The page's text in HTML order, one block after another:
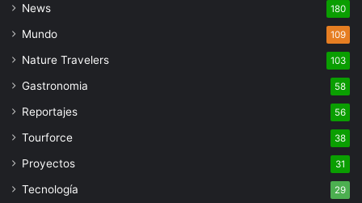
News 180
Mundo 109
Nature Travelers 103
Gastronomia 58
Reportajes 56
Tourforce 38
Proyectos 31
Tecnología 29